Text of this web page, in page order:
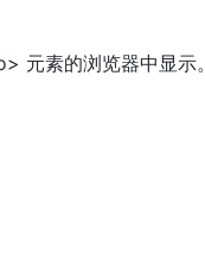
元素的浏览器中显示。